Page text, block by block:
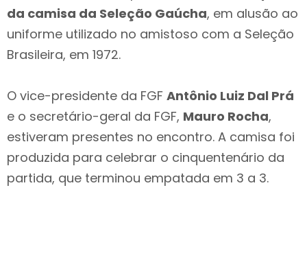
da camisa da Seleção Gaúcha, em alusão ao
uniforme utilizado no amistoso com a Seleção
Brasileira, em 1972.
O vice-presidente da FGF Antônio Luiz Dal Prá
e o secretário-geral da FGF, Mauro Rocha,
estiveram presentes no encontro. A camisa foi
produzida para celebrar o cinquentenário da
partida, que terminou empatada em 3 a 3.